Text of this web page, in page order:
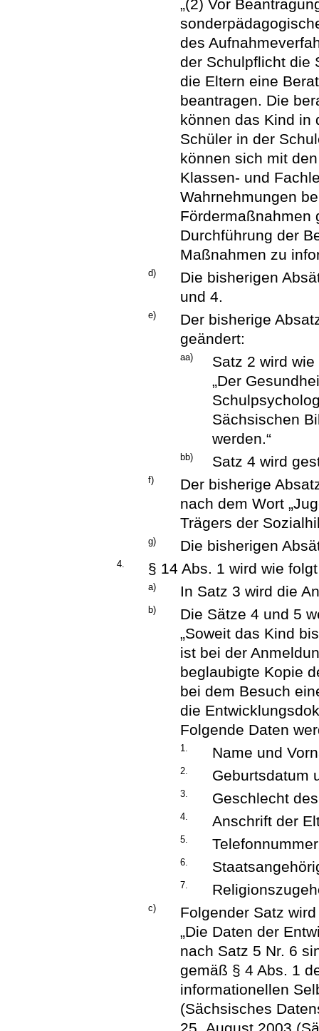
„(2) Vor
des
der Schulpflicht die
die Eltern eine
beantragen. Die
können das Kind in
Schüler in der
können sich mit
Klassen- und
Wahrnehmungen
Fördermaßnahmen
Durchführung der
Maßnahmen zu
d)
Die bisherigen
und 4.
e)
Der bisherige
geändert:
aa)
Satz 2 wird
„Der
Sächsischen
werden.“
bb) Satz 4 wird
f)
Der bisherige
nach dem Wort
Trägers der
g) Die bisherigen
4. § 14 Abs. 1 wird wie
a) In Satz 3 wird die
b)
Die Sätze 4 und 5
„Soweit das Kind
ist bei der
beglaubigte Kopie
bei dem Besuch
die
Folgende Daten
1. Name und
2. Geburtsdatum
3. Geschlecht
4. Anschrift der
5.
6.
7.
c)
Folgender Satz
„Die Daten der
nach Satz 5 Nr. 6
gemäß § 4 Abs. 1
informationellen
(Sächsisches